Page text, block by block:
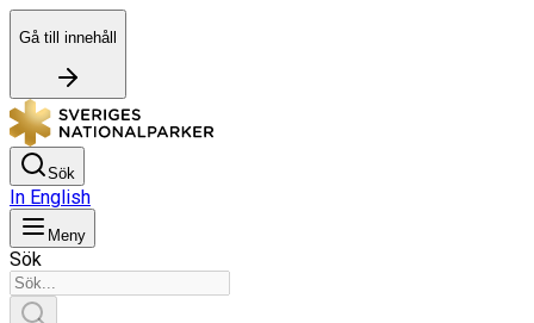
Gå till innehåll
Sök
In English
Meny
Sök